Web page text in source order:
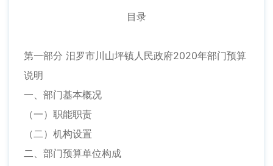
目录
第一部分 汨罗市川山坪镇人民政府2020年部门预算
说明
一、部门基本概况
（一）职能职责
（二）机构设置
二、部门预算单位构成